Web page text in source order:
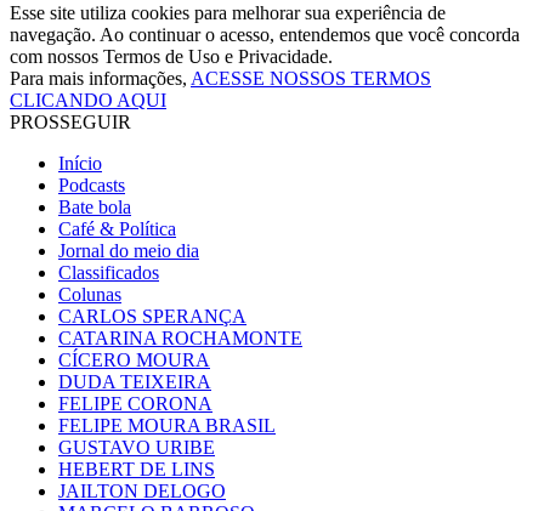
Esse site utiliza cookies para melhorar sua experiência de
navegação. Ao continuar o acesso, entendemos que você concorda
com nossos Termos de Uso e Privacidade.
Para mais informações, ACESSE NOSSOS TERMOS
CLICANDO AQUI
PROSSEGUIR
Início
Podcasts
Bate bola
Café & Política
Jornal do meio dia
Classificados
Colunas
CARLOS SPERANÇA
CATARINA ROCHAMONTE
CÍCERO MOURA
DUDA TEIXEIRA
FELIPE CORONA
FELIPE MOURA BRASIL
GUSTAVO URIBE
HEBERT DE LINS
JAILTON DELOGO